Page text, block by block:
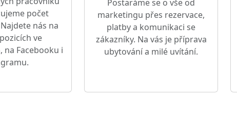
počet
nás na
ve
na Facebooku i
Postaráme se o vše od
marketingu přes rezervace,
platby a komunikaci se
zákazníky. Na vás je příprava
ubytování a milé uvítání.